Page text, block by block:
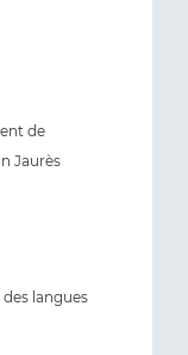
de
Jaurès
langues